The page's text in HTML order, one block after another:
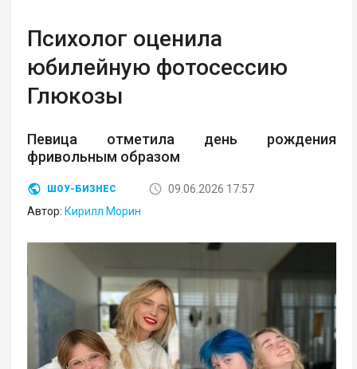
Психолог оценила
юбилейную фотосессию
Глюкозы
Певица отметила день рождения
фривольным образом
ШОУ-БИЗНЕС
09.06.2026 17:57
Автор:Кирилл Морин